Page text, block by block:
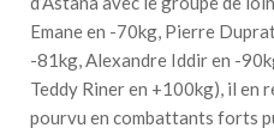
Emane en -70kg, Pierre
-81kg, Alexandre Iddir en -
Teddy Riner en +100kg), il en
pourvu en combattants forts